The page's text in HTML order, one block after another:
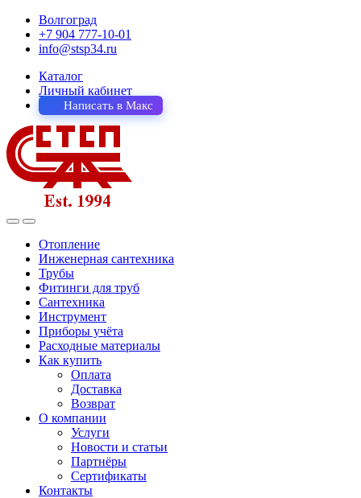
Волгоград
+7 904 777-10-01
info@stsp34.ru
Каталог
Личный кабинет
Написать в Макс
Отопление
Инженерная сантехника
Трубы
Фитинги для труб
Сантехника
Инструмент
Приборы учёта
Расходные материалы
Как купить
Оплата
Доставка
Возврат
О компании
Услуги
Новости и статьи
Партнёры
Сертификаты
Контакты